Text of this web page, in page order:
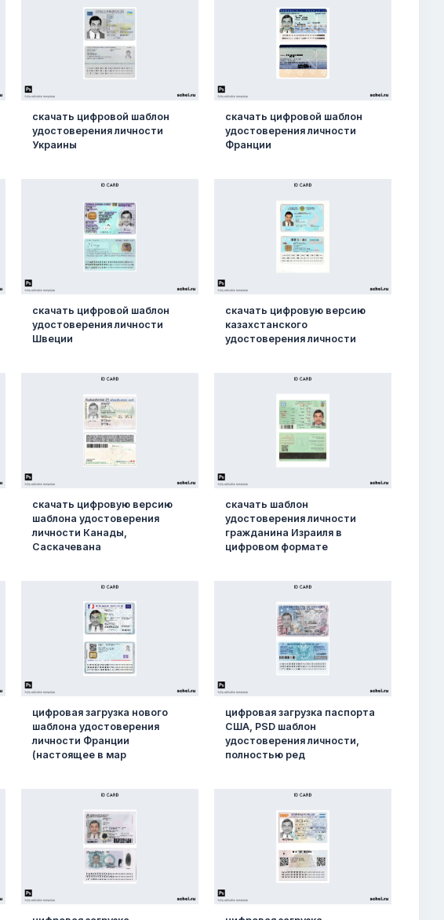
скачать цифровой шаблон
удостоверения личности
Украины
скачать цифровой шаблон
удостоверения личности
Франции
скачать цифровой шаблон
удостоверения личности
Швеции
скачать цифровую версию
казахстанского
удостоверения личности
скачать цифровую версию
шаблона удостоверения
личности Канады,
Саскачевана
скачать шаблон
удостоверения личности
гражданина Израиля в
цифровом формате
цифровая загрузка нового
шаблона удостоверения
личности Франции
(настоящее в мар
цифровая загрузка паспорта
США, PSD шаблон
удостоверения личности,
полностью ред